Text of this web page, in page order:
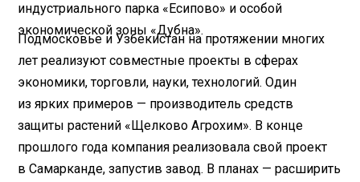
индустриального парка «Есипово» и особой
экономической зоны «Дубна».
Подмосковье и Узбекистан на протяжении многих
лет реализуют совместные проекты в сферах
экономики, торговли, науки, технологий. Один
из ярких примеров — производитель средств
защиты растений «Щелково Агрохим». В конце
прошлого года компания реализовала свой проект
в Самарканде, запустив завод. В планах — расширить